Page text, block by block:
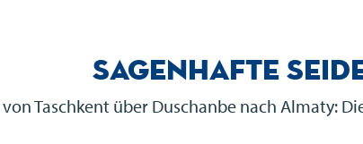
Sagenhafte
Taschkent über Duschanbe nach Almaty: